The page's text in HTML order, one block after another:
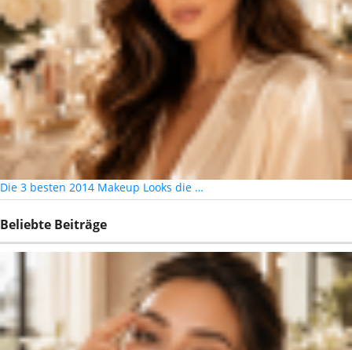
Die 3 besten 2014 Makeup Looks die …
Beliebte Beiträge